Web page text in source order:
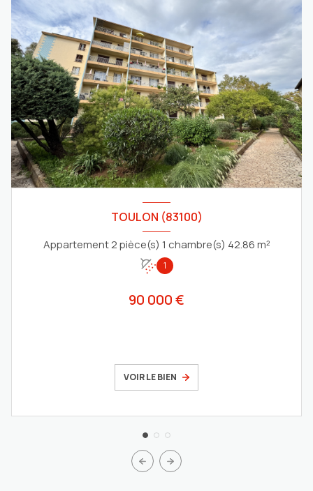
TOULON (83100)
Appartement 2 pièce(s) 1 chambre(s) 42.86 m²
1
90 000 €
VOIR LE BIEN